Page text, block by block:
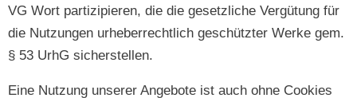
VG Wort par­tizip­ieren, die die geset­zliche Vergü­tung für
die Nutzun­gen urhe­ber­rechtlich geschützter Werke gem.
§ 53 UrhG sicherstellen.
Eine Nutzung unser­er Ange­bote ist auch ohne Cook­ies